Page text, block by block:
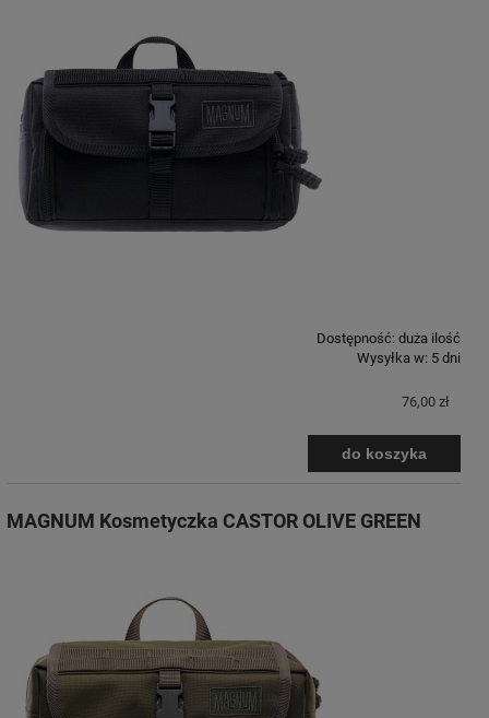
Dostępność: duża ilość
Wysyłka w: 5 dni
76,00 zł
do koszyka
MAGNUM Kosmetyczka CASTOR OLIVE GREEN